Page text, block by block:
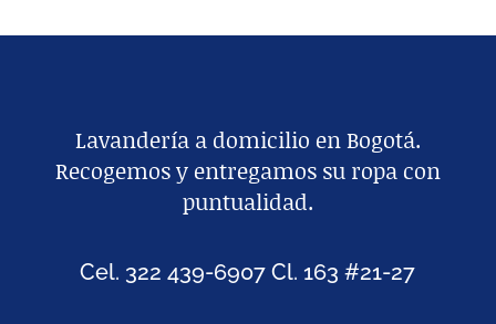
Lavandería a domicilio en Bogotá.
Recogemos y entregamos su ropa con
puntualidad.
Cel. 322 439-6907 Cl. 163 #21-27